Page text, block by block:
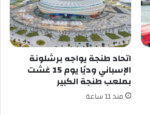
اتحاد طنجة يواجه برشلونة
الإسباني وديًا يوم 15 غشت
بملعب طنجة الكبير
منذ 11 ساعة